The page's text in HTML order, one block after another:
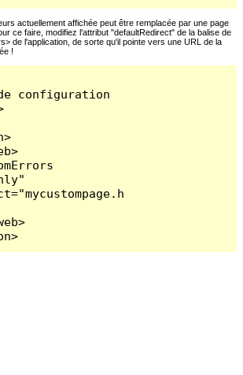
actuellement affichée peut être remplacée par une page
ce faire, modifiez l'attribut "defaultRedirect" de la balise de
de l'application, de sorte qu'il pointe vers une URL de la
!
configuration